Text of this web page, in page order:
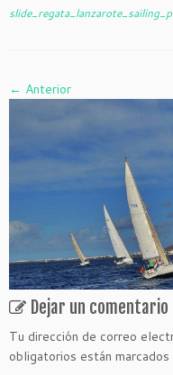
← Anterior
Dejar un comentario
Tu dirección de correo
obligatorios están marcados